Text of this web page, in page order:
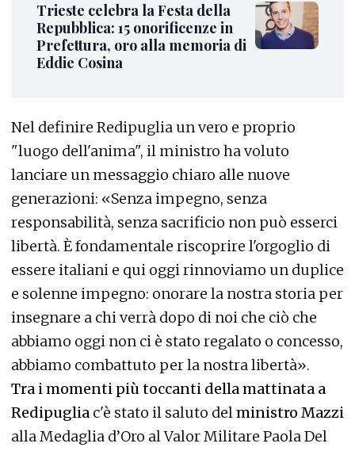
Trieste celebra la Festa della
Repubblica: 15 onorificenze in
Prefettura, oro alla memoria di
Eddie Cosina
Nel definire Redipuglia un vero e proprio
"luogo dell'anima", il ministro ha voluto
lanciare un messaggio chiaro alle nuove
generazioni: «Senza impegno, senza
responsabilità, senza sacrificio non può esserci
libertà. È fondamentale riscoprire l'orgoglio di
essere italiani e qui oggi rinnoviamo un duplice
e solenne impegno: onorare la nostra storia per
insegnare a chi verrà dopo di noi che ciò che
abbiamo oggi non ci è stato regalato o concesso,
abbiamo combattuto per la nostra libertà».
Tra i momenti più toccanti della mattinata a
Redipuglia c'è stato il saluto delministro Mazzi
alla Medaglia d’Oro al Valor Militare Paola Del